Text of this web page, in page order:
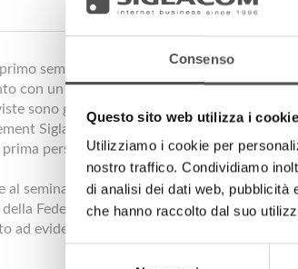
Consenso
Questo sito web utilizza i cookie
Utilizziamo i cookie per
nostro traffico. Condividiamo
di analisi dei dati web, pubblicità
che hanno raccolto dal suo
seminario sulla Nutrizione organizzato
con un reportage video e la registrazione
sono gli strumenti al servizio della
Siglacom si è rivolto ad esaltare gli
persona agli stakeholder, validando
al seminario di Valter Di Salvo,
Federazione Natale Gentile (Nazionali
ad evidenziare le strategie che vedono